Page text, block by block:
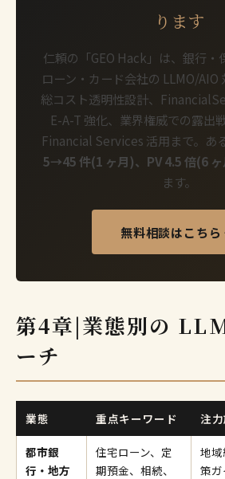
ります
仁頼の「GEO Hack」は、銀行・
ローン・カード会社の LLMO/AIO
総コスト透明性設計、
E-A-T 強化、業界権威での露出
Financial Services 活用まで。あ
5→45 件(1 ヶ月)、PV 4.5 倍(6
ます。
無料相談はこち
第4章|業態別の
ーチ
業態 重点キーワード 注
都市銀
行・地方
住宅ローン、定
期預金、相続、
地
策